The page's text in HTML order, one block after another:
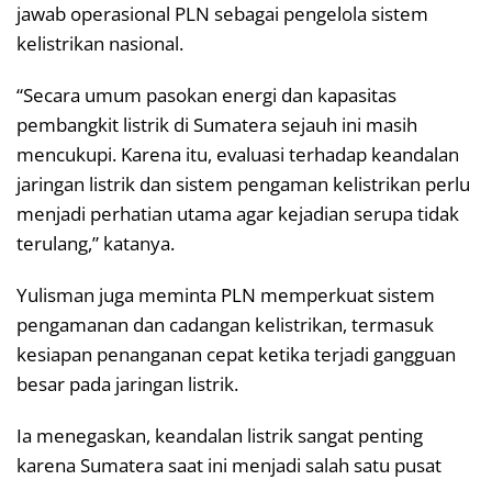
jawab operasional PLN sebagai pengelola sistem
kelistrikan nasional.
“Secara umum pasokan energi dan kapasitas
pembangkit listrik di Sumatera sejauh ini masih
mencukupi. Karena itu, evaluasi terhadap keandalan
jaringan listrik dan sistem pengaman kelistrikan perlu
menjadi perhatian utama agar kejadian serupa tidak
terulang,” katanya.
Yulisman juga meminta PLN memperkuat sistem
pengamanan dan cadangan kelistrikan, termasuk
kesiapan penanganan cepat ketika terjadi gangguan
besar pada jaringan listrik.
Ia menegaskan, keandalan listrik sangat penting
karena Sumatera saat ini menjadi salah satu pusat